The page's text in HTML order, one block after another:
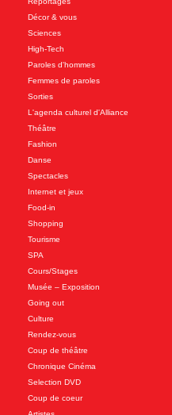
Décor & vous
Sciences
High-Tech
Paroles d'hommes
Femmes de paroles
Sorties
L'agenda culturel d'Alliance
Théâtre
Fashion
Danse
Spectacles
Internet et jeux
Food-in
Shopping
Tourisme
SPA
Cours/Stages
Musée – Exposition
Going out
Culture
Rendez-vous
Coup de théâtre
Chronique Cinéma
Selection DVD
Coup de coeur